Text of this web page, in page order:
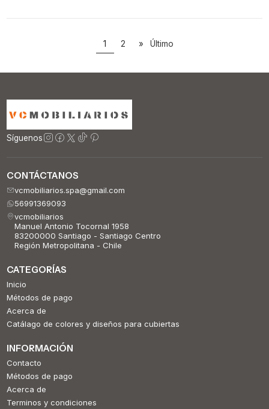
1 2 » Último
Síguenos
CONTÁCTANOS
vcmobiliarios.spa@gmail.com
56991369093
vcmobiliarios
Manuel Antonio Tocornal 1958
83200000 Santiago - Santiago Centro
Región Metropolitana - Chile
CATEGORÍAS
Inicio
Métodos de pago
Acerca de
Catálago de colores y diseños para cubiertas
INFORMACIÓN
Contacto
Métodos de pago
Acerca de
Terminos y condiciones